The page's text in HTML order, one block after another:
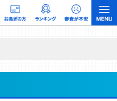
査／ユーザーへの口コミ収集な
ます。